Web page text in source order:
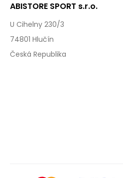
ABISTORE SPORT s.r.o.
U Cihelny 230/3
74801 Hlučín
Česká Republika